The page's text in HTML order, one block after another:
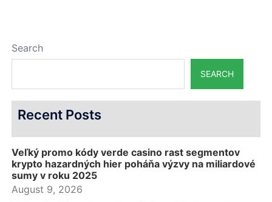
Search
SEARCH
Recent Posts
Veľký promo kódy verde casino rast segmentov
krypto hazardných hier poháňa výzvy na miliardové
sumy v roku 2025
August 9, 2026